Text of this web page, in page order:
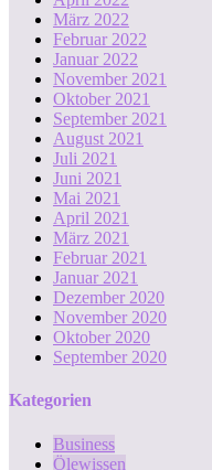
März 2022
Februar 2022
Januar 2022
November 2021
Oktober 2021
September 2021
August 2021
Juli 2021
Juni 2021
Mai 2021
April 2021
März 2021
Februar 2021
Januar 2021
Dezember 2020
November 2020
Oktober 2020
September 2020
Kategorien
Business
Ölewissen